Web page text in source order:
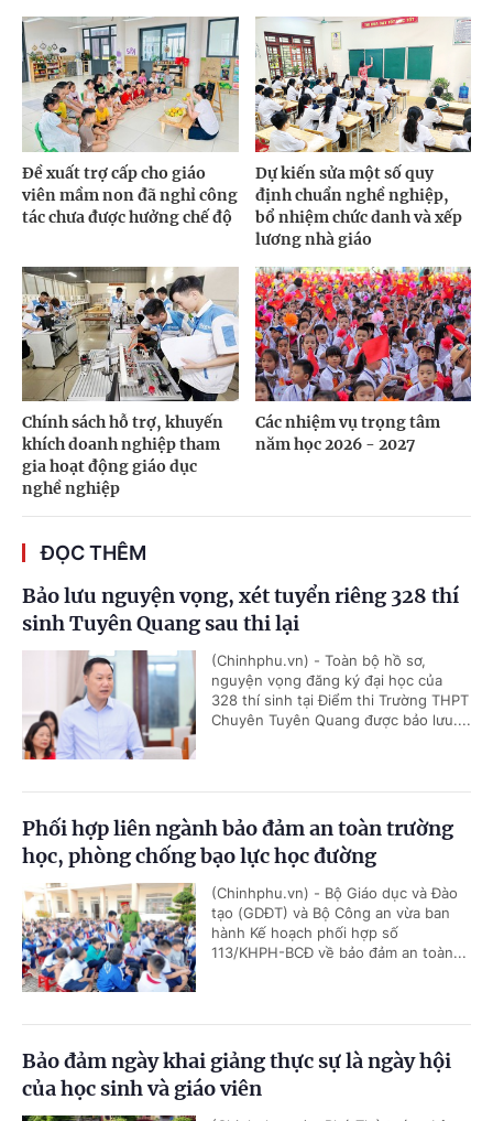
Đề xuất trợ cấp cho giáo
viên mầm non đã nghỉ công
tác chưa được hưởng chế độ
Dự kiến sửa một số quy
định chuẩn nghề nghiệp,
bổ nhiệm chức danh và xếp
lương nhà giáo
Chính sách hỗ trợ, khuyến
khích doanh nghiệp tham
gia hoạt động giáo dục
nghề nghiệp
Các nhiệm vụ trọng tâm
năm học 2026 - 2027
ĐỌC THÊM
Bảo lưu nguyện vọng, xét tuyển riêng 328 thí
sinh Tuyên Quang sau thi lại
(Chinhphu.vn) - Toàn bộ hồ sơ,
nguyện vọng đăng ký đại học của
328 thí sinh tại Điểm thi Trường THPT
Chuyên Tuyên Quang được bảo lưu....
Phối hợp liên ngành bảo đảm an toàn trường
học, phòng chống bạo lực học đường
(Chinhphu.vn) - Bộ Giáo dục và Đào
tạo (GDĐT) và Bộ Công an vừa ban
hành Kế hoạch phối hợp số
113/KHPH-BCĐ về bảo đảm an toàn...
Bảo đảm ngày khai giảng thực sự là ngày hội
của học sinh và giáo viên